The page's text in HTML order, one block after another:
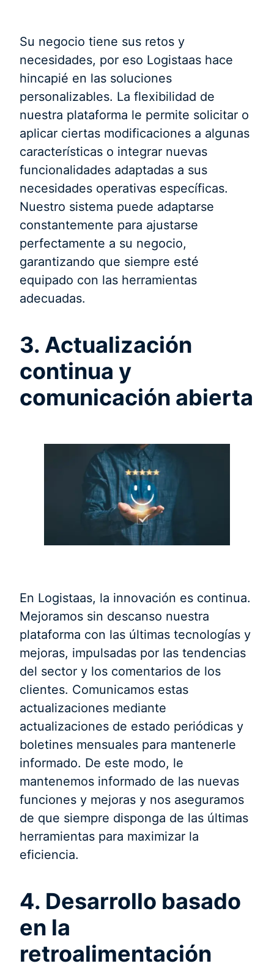
Su negocio tiene sus retos y
necesidades, por eso Logistaas hace
hincapié en las soluciones
personalizables. La flexibilidad de
nuestra plataforma le permite solicitar o
aplicar ciertas modificaciones a algunas
características o integrar nuevas
funcionalidades adaptadas a sus
necesidades operativas específicas.
Nuestro sistema puede adaptarse
constantemente para ajustarse
perfectamente a su negocio,
garantizando que siempre esté
equipado con las herramientas
adecuadas.
3. Actualización
continua y
comunicación abierta
En Logistaas, la innovación es continua.
Mejoramos sin descanso nuestra
plataforma con las últimas tecnologías y
mejoras, impulsadas por las tendencias
del sector y los comentarios de los
clientes. Comunicamos estas
actualizaciones mediante
actualizaciones de estado periódicas y
boletines mensuales para mantenerle
informado. De este modo, le
mantenemos informado de las nuevas
funciones y mejoras y nos aseguramos
de que siempre disponga de las últimas
herramientas para maximizar la
eficiencia.
4. Desarrollo basado
en la
retroalimentación